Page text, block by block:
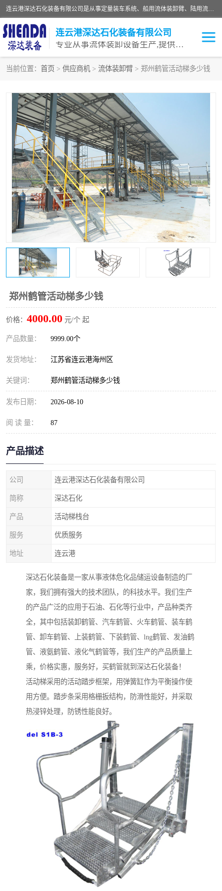
连云港深达石化装备有限公司是从事定量装车系统、船用流体装卸臂、陆用流体装卸臂（鹤管）、活动梯、钢构平台等全系列流体装卸设备的设计、制造、销售以及服务的专业供应商。公司始终以客户为中心，密切跟踪国内外油气储运及装卸设备先进技术的发展，以先进的技术、优质的产品、一流的服务，满足客户需求。
连云港深达石化装备有限公司
专业从事流体装卸设备生产,提供全面解决方案，生产与定制服务
当前位置： 首页 > 供应商机 > 流体装卸臂 > 郑州鹤管活动梯多少钱
郑州鹤管活动梯多少钱
价格： 4000.00 元/个 起
产品数量： 9999.00个
发货地址： 江苏省连云港海州区
关键词： 郑州鹤管活动梯多少钱
发布日期： 2026-08-10
阅 读 量： 87
产品描述
公司 连云港深达石化装备有限公司
简称 深达石化
产品 活动梯栈台
服务 优质服务
地址 连云港
深达石化装备是一家从事液体危化品储运设备制造的厂
家，我们拥有强大的技术团队，的科技水平。我们生产
的产品广泛的应用于石油、石化等行业中，产品种类齐
全，其中包括装卸鹤管、汽车鹤管、火车鹤管、装车鹤
管、卸车鹤管、上装鹤管、下装鹤管、lng鹤管、发油鹤
管、液氨鹤管、液化气鹤管等，我们生产的产品质量上
乘，价格实惠，服务好，买鹤管就到深达石化装备！
活动梯采用的活动踏步框架，用弹簧缸作为平衡操作使
用方便。踏步条采用格栅扳结构，防滑性能好，并采取
热浸锌处理，防锈性能良好。
卸车鹤管 LNG鹤管
液氨装鹤管 潜油泵鹤管
流体装卸臂 输油臂
撬装鹤管 汽车鹤管
火车鹤管